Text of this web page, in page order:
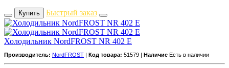
Купить Быстрый заказ
Холодильник NordFROST NR 402 E
Производитель: NordFROST Код товара: 51579 | Наличие Есть в наличии